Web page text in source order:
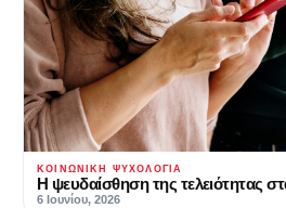
ΚΟΙΝΩΝΙΚΉ ΨΥΧΟΛΟΓΊΑ
Η ψευδαίσθηση της τελειότητας
6 Ιουνίου, 2026